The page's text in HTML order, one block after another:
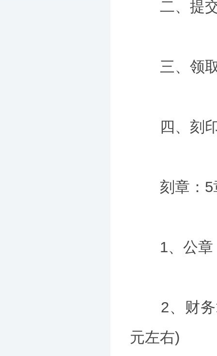
二、提交
三、领取
四、刻
刻章：5
1、公章
2、财务
元左右)